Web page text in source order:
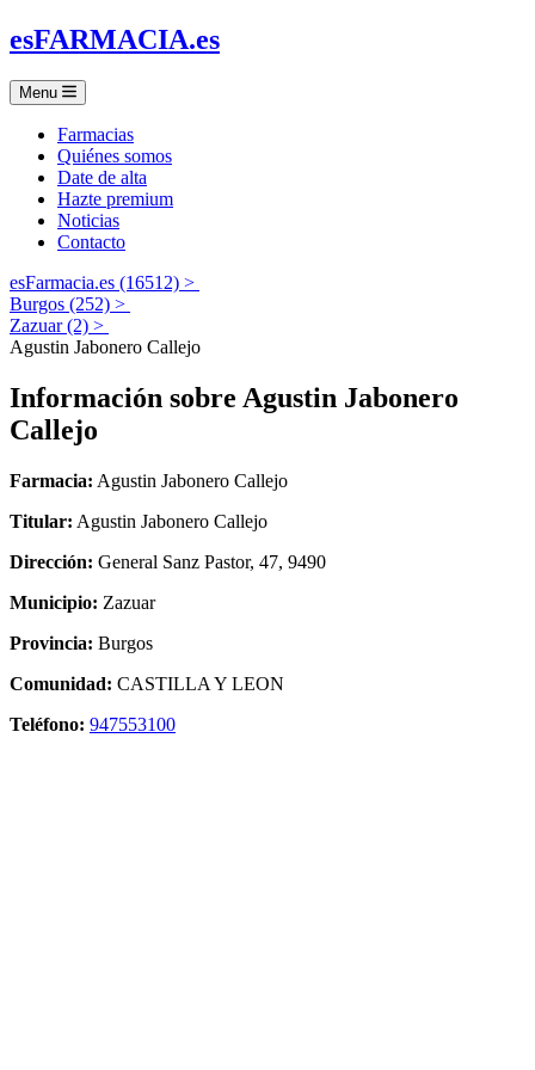
esFARMACIA.es
Menu
Farmacias
Quiénes somos
Date de alta
Hazte premium
Noticias
Contacto
esFarmacia.es (16512) >
Burgos (252) >
Zazuar (2) >
Agustin Jabonero Callejo
Información sobre Agustin Jabonero
Callejo
Farmacia: Agustin Jabonero Callejo
Titular: Agustin Jabonero Callejo
Dirección: General Sanz Pastor, 47, 9490
Municipio: Zazuar
Provincia: Burgos
Comunidad: CASTILLA Y LEON
Teléfono: 947553100